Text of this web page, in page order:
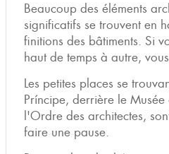
Beaucoup des éléments
significatifs se trouvent en
finitions des bâtiments. Si
haut de temps à autre,
Les petites places se
Príncipe, derrière le
l'Ordre des architectes,
faire une pause.